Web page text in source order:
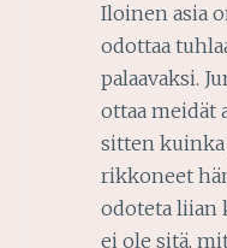
Iloinen asia
odottaa
palaavaksi.
ottaa meidät
sitten kuinka
rikkoneet
odoteta liian
ei ole sitä,